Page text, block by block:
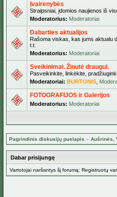
Įvairenybės
Straipsniai, įdomios naujienos iš
Moderatorius: Moderatoriai
Dabarties aktualijos
Rašoma viskas, kas jums aktualu
t.t.
Moderatorius: Moderatoriai
Sveikinimai. Žinutė draugui.
Pasveikinkite, linkėkite,
Moderatoriai: BURTONIS
FOTOGRAFIJOS ir Galerijos
Moderatorius: Moderatoriai
Pagrindinis diskusijų puslapis » Aušrinės,
Dabar prisijungę
Vartotojai naršantys šį forumą: Registruotų